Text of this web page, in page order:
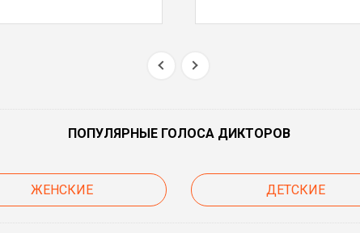
ПОПУЛЯРНЫЕ ГОЛОСА ДИКТОРОВ
ЖЕНСКИЕ ДЕТСКИЕ